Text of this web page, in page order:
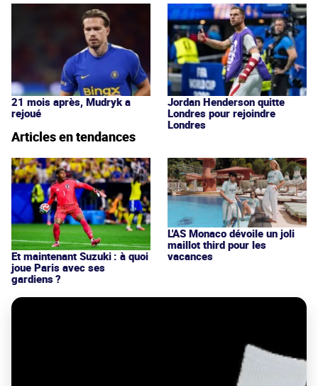
21 mois après, Mudryk a
rejoué
Jordan Henderson quitte
Londres pour rejoindre
Londres
Articles en tendances
Et maintenant Suzuki : à quoi
joue Paris avec ses
gardiens ?
L'AS Monaco dévoile un joli
maillot third pour les
vacances